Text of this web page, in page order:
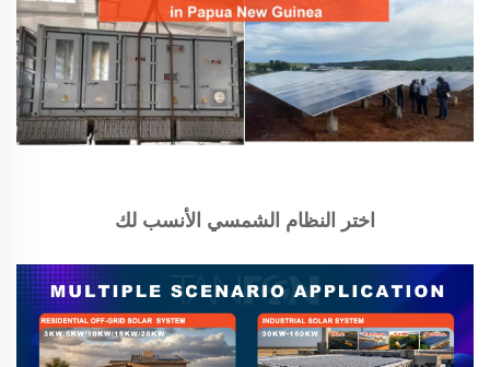
اختر النظام الشمسي الأنسب لك